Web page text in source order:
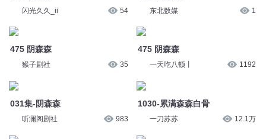
闪光久久_ii 54
475 阴森森
猴子剧社 35
031集-阴森森
听澜阁剧社 983
东北数媒 1
475 阴森森
一天吃八顿丨 1192
1030-累满森森白骨
一刀苏苏 12.1万